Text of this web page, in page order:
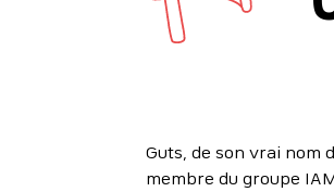
Guts, de son vrai nom
membre du groupe